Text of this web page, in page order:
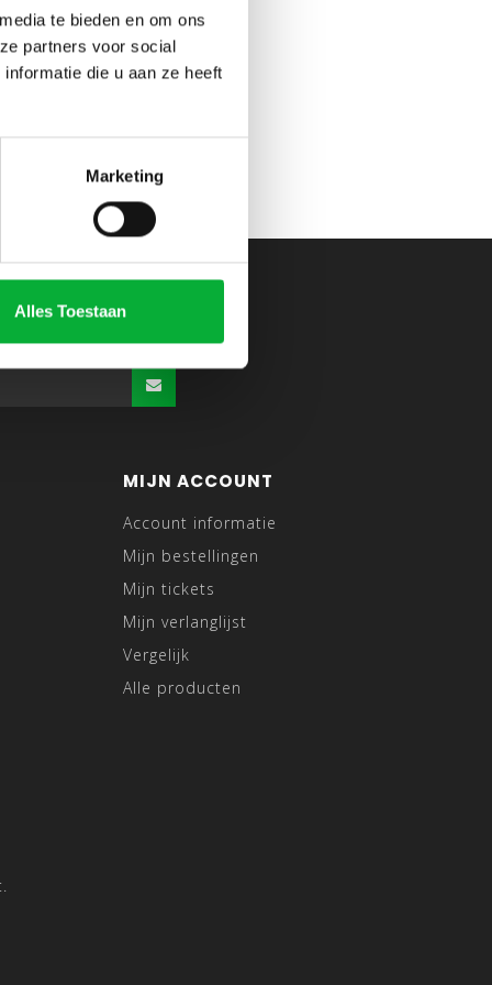
te bieden en om ons
partners voor social
die u aan ze heeft
Marketing
Alles Toestaan
MIJN ACCOUNT
Account informatie
Mijn bestellingen
Mijn tickets
Mijn verlanglijst
Vergelijk
Alle producten